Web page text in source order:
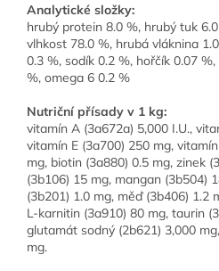
Analytické složky:
hrubý protein 8.0 %, hrubý tuk
vlhkost 78.0 %, hrubá vláknina
0.3 %, sodík 0.2 %, hořčík 0.07
%, omega 6 0.2 %
Nutriční přísady v 1 kg:
vitamín A (3a672a) 5,000 I.U.,
vitamín E (3a700) 250 mg,
mg, biotin (3a880) 0.5 mg, zinek
(3b106) 15 mg, mangan (3b504)
(3b201) 1.0 mg, měď (3b406) 1.2
L-karnitin (3a910) 80 mg, taurin
glutamát sodný (2b621) 3,000
mg.